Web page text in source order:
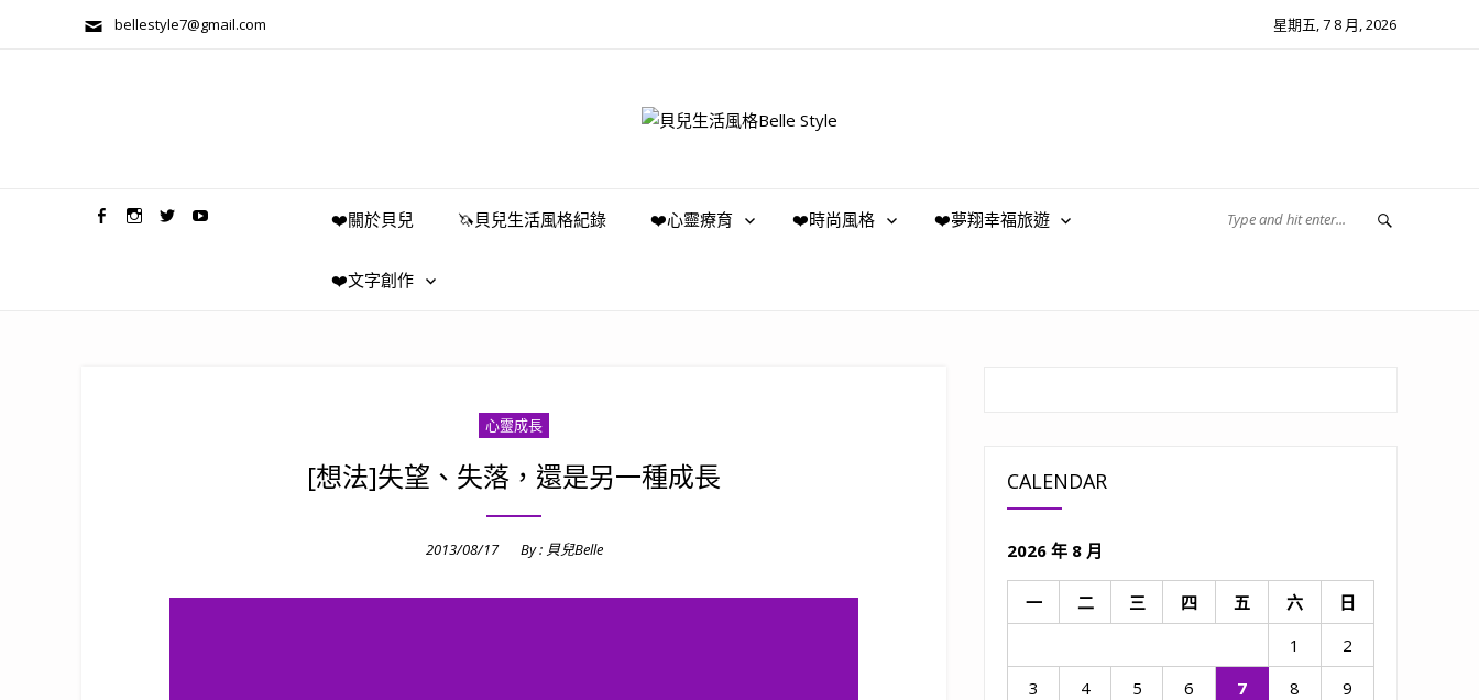
bellestyle7@gmail.com 星期五, 7 8 月, 2026
❤️關於貝兒 🦄️貝兒生活風格紀錄 ❤️心靈療育 ❤️時尚風格 ❤️夢翔幸福旅遊
❤️文字創作
心靈成長
[想法]失望、失落，還是另一種成長
Posted
2013/08/17 By : 貝兒Belle
CALENDAR
2026 年 8 月
一 二 三 四 五 六
日
1
2
3
4 5 6 7 8
9